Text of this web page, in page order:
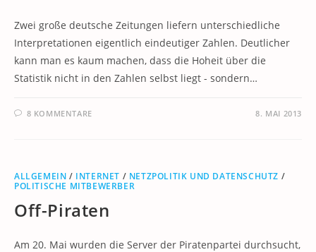
Zwei große deutsche Zeitungen liefern unterschiedliche
Interpretationen eigentlich eindeutiger Zahlen. Deutlicher
kann man es kaum machen, dass die Hoheit über die
Statistik nicht in den Zahlen selbst liegt - sondern…
8 KOMMENTARE 8. MAI 2013
ALLGEMEIN / INTERNET / NETZPOLITIK UND DATENSCHUTZ /
POLITISCHE MITBEWERBER
Off-Piraten
Am 20. Mai wurden die Server der Piratenpartei durchsucht,